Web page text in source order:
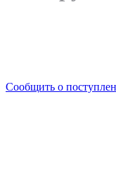
Сообщить о